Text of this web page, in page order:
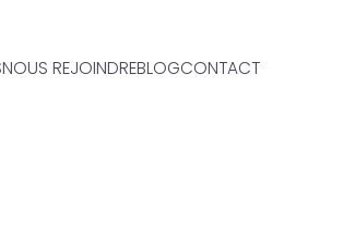
NOUS REJOINDREBLOGCONTACT